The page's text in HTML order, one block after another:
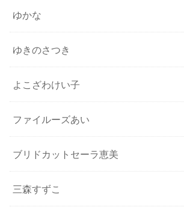
ゆかな
ゆきのさつき
よこざわけい子
ファイルーズあい
ブリドカットセーラ恵美
三森すずこ